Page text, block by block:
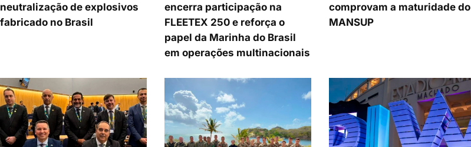
neutralização de explosivos
fabricado no Brasil
encerra participação na
FLEETEX 250 e reforça o
papel da Marinha do Brasil
em operações multinacionais
comprovam a maturidade do
MANSUP